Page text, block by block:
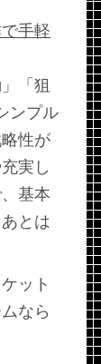
手軽
「狙
ンプル
性が
実し
基本
とは
ット
なら